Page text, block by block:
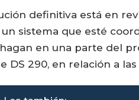
definitiva está en
sistema que esté
en una parte del
290, en relación a